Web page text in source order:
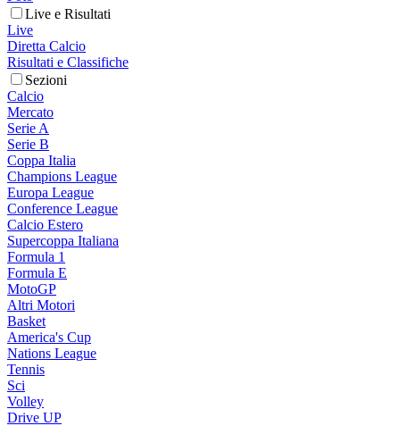
Live e Risultati
Live
Diretta Calcio
Risultati e Classifiche
Sezioni
Calcio
Mercato
Serie A
Serie B
Coppa Italia
Champions League
Europa League
Conference League
Calcio Estero
Supercoppa Italiana
Formula 1
Formula E
MotoGP
Altri Motori
Basket
America's Cup
Nations League
Tennis
Sci
Volley
Drive UP